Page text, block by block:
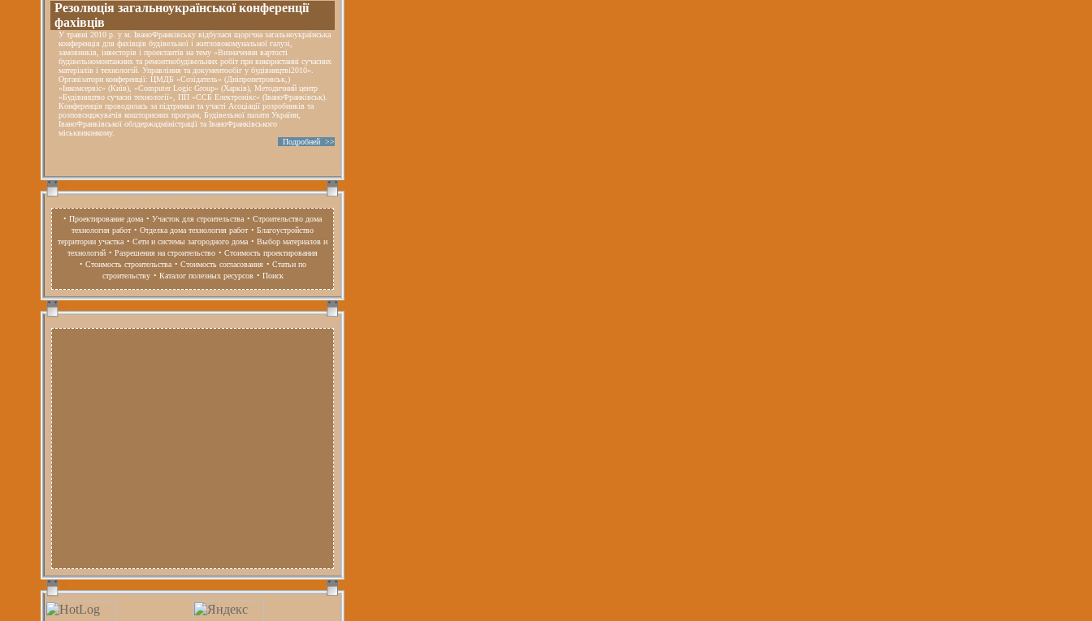
Резолюція загальноукраїнської конференції
фахівців
У травні 2010 р. у м. ІваноФранківську відбулася щорічна загальноукраїнська
конференція для фахівців будівельної і житловокомунальної галузі,
замовників, інвесторів і проектантів на тему «Визначення вартості
будівельномонтажних та ремонтнобудівельних робіт при використанні сучасних
матеріалів і технологій. Управління та документообіг у будівництві2010».
Організатори конференції: ЦМДБ «Созідатель» (Дніпропетровськ,)
«Інкомсервіс» (Київ), «Computer Logic Group» (Харків), Методичний центр
«Будівництво сучасні технології», ПП «ССБ Електронікс» (ІваноФранківськ).
Конференція проводилась за підтримки та участі Асоціації розробників та
розповсюджувачів кошторисних програм, Будівельної палати України,
ІваноФранківської облдержадміністрації та ІваноФранківського
міськвиконкому.
Подробней >>
• Проектирование дома • Участок для строительства • Строительство дома
технология работ • Отделка дома технология работ • Благоустройство
территории участка • Сети и системы загородного дома • Выбор материалов и
технологий • Разрешения на строительство • Стоимость проектирования
• Стоимость строительства • Стоимость согласования • Статьи по
строительству • Каталог полезных ресурсов • Поиск